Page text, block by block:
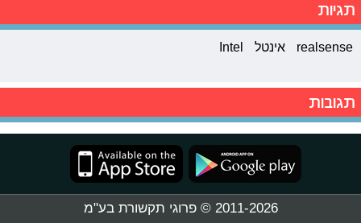
תגיות
realsense אינטל Intel
תגובות
2011-2026 © פרוגי תקשורת בע"מ